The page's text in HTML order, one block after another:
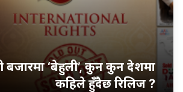
बजारमा ‘बेहुली’, कुन कुन देशमा
कहिले हुँदैछ रिलिज ?